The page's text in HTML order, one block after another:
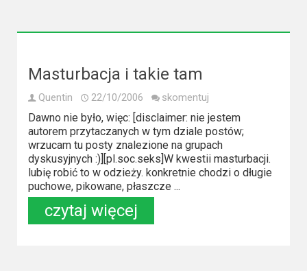
Masturbacja i takie tam
Quentin 22/10/2006 skomentuj
Dawno nie było, więc: [disclaimer: nie jestem
autorem przytaczanych w tym dziale postów;
wrzucam tu posty znalezione na grupach
dyskusyjnych :)][pl.soc.seks]W kwestii masturbacji.
lubię robić to w odzieży. konkretnie chodzi o długie
puchowe, pikowane, płaszcze ...
czytaj więcej